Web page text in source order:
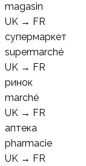
magasin
UK → FR
супермаркет
supermarché
UK → FR
ринок
marché
UK → FR
аптека
pharmacie
UK → FR